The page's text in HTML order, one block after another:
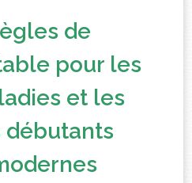
de
pour les
et les